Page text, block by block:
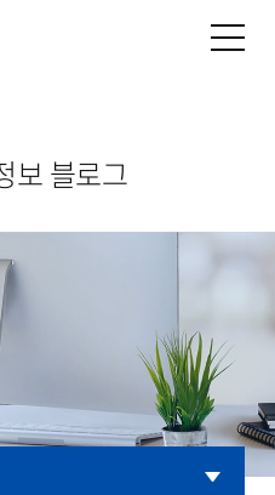
보 블로그